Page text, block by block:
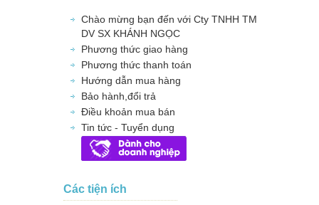
Chào mừng bạn đến với Cty TNHH TM
DV SX KHÁNH NGỌC
Phương thức giao hàng
Phương thức thanh toán
Hướng dẫn mua hàng
Bảo hành,đổi trả
Điều khoản mua bán
Tin tức - Tuyển dụng
Các tiện ích